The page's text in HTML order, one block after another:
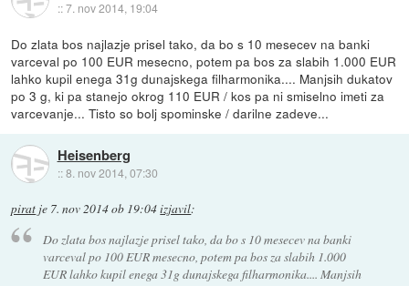
::7. nov 2014, 19:04
Do zlata bos najlazje prisel tako, da bo s 10 mesecev na banki
varceval po 100 EUR mesecno, potem pa bos za slabih 1.000 EUR
lahko kupil enega 31g dunajskega filharmonika.... Manjsih dukatov
po 3 g, ki pa stanejo okrog 110 EUR / kos pa ni smiselno imeti za
varcevanje... Tisto so bolj spominske / darilne zadeve...
Heisenberg
::8. nov 2014, 07:30
pirat je 7. nov 2014 ob 19:04izjavil:
Do zlata bos najlazje prisel tako, da bo s 10 mesecev na banki
varceval po 100 EUR mesecno, potem pa bos za slabih 1.000
EUR lahko kupil enega 31g dunajskega filharmonika.... Manjsih